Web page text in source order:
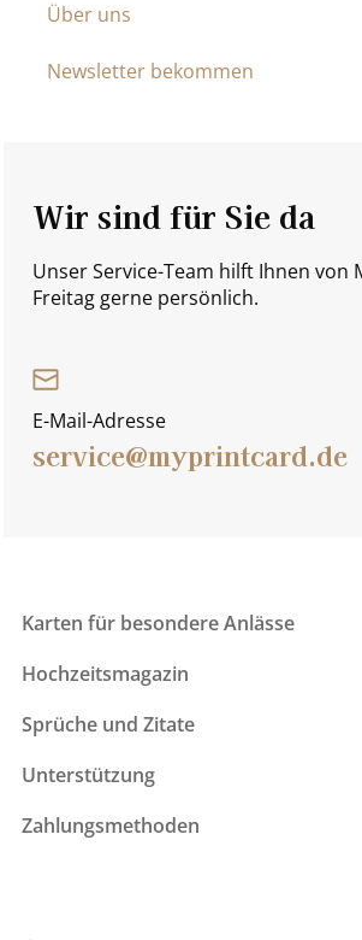
Über uns
Newsletter bekommen
Wir sind für Sie da
Unser Service-Team hilft Ihnen von
Freitag gerne persönlich.
E-Mail-Adresse
service@myprintcard.de
Karten für besondere Anlässe
Hochzeitsmagazin
Sprüche und Zitate
Unterstützung
Zahlungsmethoden